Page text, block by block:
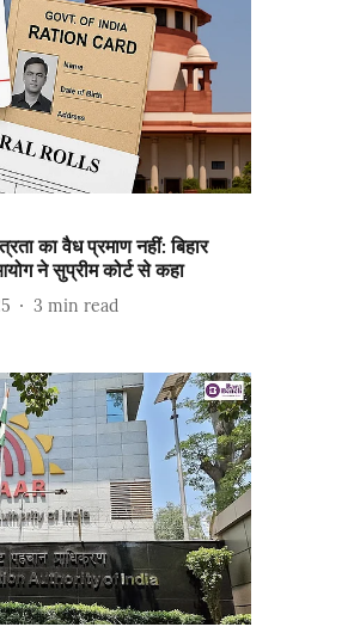
का वैध प्रमाण नहीं: बिहार
ने सुप्रीम कोर्ट से कहा
3 min read